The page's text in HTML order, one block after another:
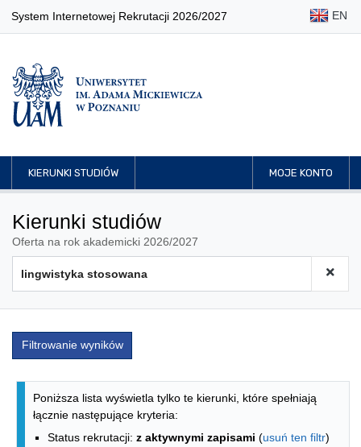
System Internetowej Rekrutacji 2026/2027 EN
KIERUNKI STUDIÓW MOJE KONTO
Kierunki studiów
Oferta na rok akademicki 2026/2027
Filtrowanie wyników
Lista kierunków - indeks alfabetyczny
Poniższa lista wyświetla tylko te kierunki, które spełniają
łącznie następujące kryteria:
Status rekrutacji: z aktywnymi zapisami (usuń ten filtr)